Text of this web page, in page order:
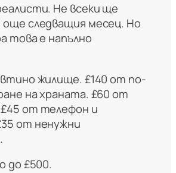
Не всеки ще
следващия месец. Но
това е напълно
жилище. £140 от по-
на храната. £60 от
от телефон и
от ненужни
до £500.